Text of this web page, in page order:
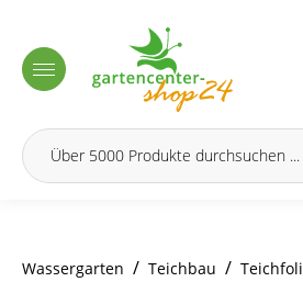
Wassergarten / Teichbau /